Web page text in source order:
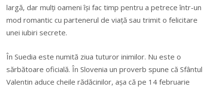
largă, dar mulţi oameni îşi fac timp pentru a petrece într-un
mod romantic cu partenerul de viaţă sau trimit o felicitare
unei iubiri secrete.
În Suedia este numită ziua tuturor inimilor. Nu este o
sărbătoare oficială. În Slovenia un proverb spune că Sfântul
Valentin aduce cheile rădăcinilor, aşa că pe 14 februarie